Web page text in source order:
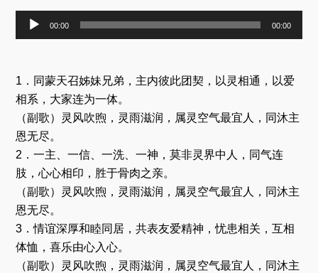
器
00:00 00:00
1．同蒙天召姊妹兄弟，主内彼此团契，以灵相通，以爱
相系，大家连为一体。
（副歌）灵风吹煦，灵雨滋润，属灵空气最宜人，同沐主
恩无尽。
2．一主、一信、一洗、一神，莫非灵界中人，同气连
肢，心心相印，胜于骨肉之亲。
（副歌）灵风吹煦，灵雨滋润，属灵空气最宜人，同沐主
恩无尽。
3．情谊深厚和睦同居，共表友爱精神，忧患相关，互相
体恤，喜乐由心入心。
（副歌）灵风吹煦，灵雨滋润，属灵空气最宜人，同沐主